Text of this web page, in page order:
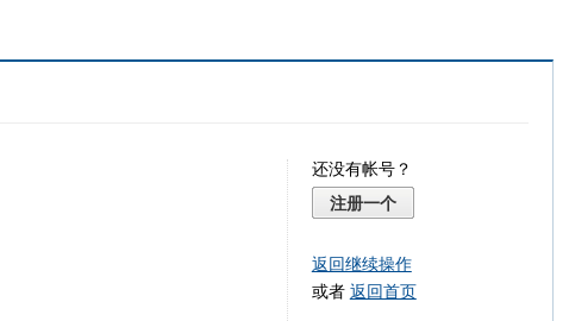
还没有帐号？
注册一个
返回继续操作
或者 返回首页